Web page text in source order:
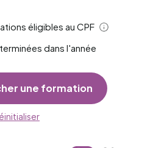
éligibles au CPF
Aide
dans l'année
une formation